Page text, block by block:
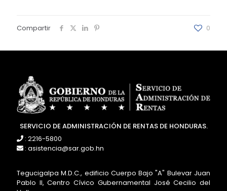
Compartir 0
SERVICIO DE ADMINISTRACIÓN DE RENTAS DE HONDURAS.
: 2216-5800
: asistencia@sar.gob.hn
Tegucigalpa M.D.C., edificio Cuerpo Bajo "A" Bulevar Juan
Pablo II, Centro Cívico Gubernamental José Cecilio del